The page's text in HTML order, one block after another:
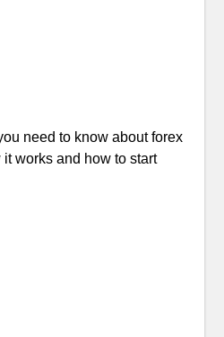
need to know about forex
works and how to start